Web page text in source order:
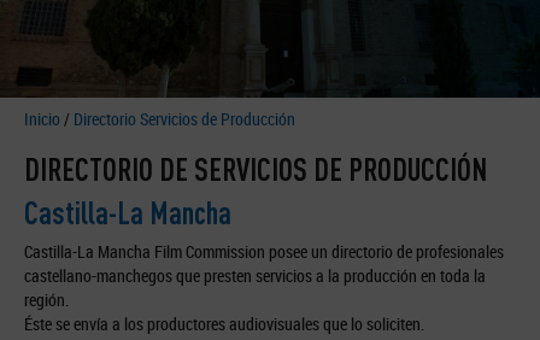
Inicio / Directorio Servicios de Producción
DIRECTORIO DE SERVICIOS DE PRODUCCIÓN
Castilla-La Mancha
Castilla-La Mancha Film Commission posee un directorio de profesionales
castellano-manchegos que presten servicios a la producción en toda la
región.
Éste se envía a los productores audiovisuales que lo soliciten.